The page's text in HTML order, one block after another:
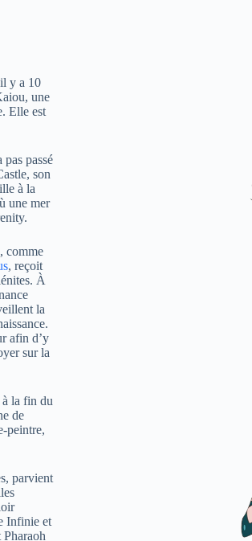
y a 10
une
Elle est
passé
son
à la
une mer
comme
, reçoit
À
la
afin d’y
sur la
à la fin du
de
peintre,
parvient
Infinie et